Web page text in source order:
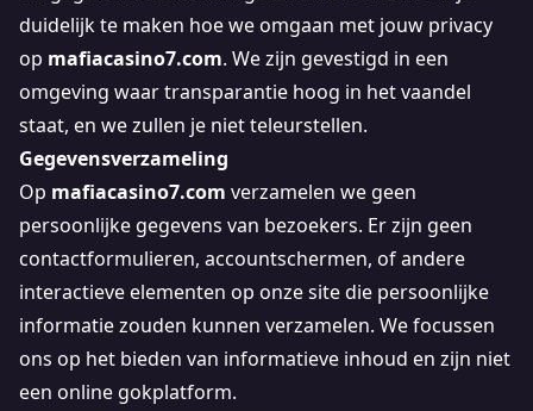
duidelijk te maken hoe we omgaan met jouw privacy
op mafiacasino7.com. We zijn gevestigd in een
omgeving waar transparantie hoog in het vaandel
staat, en we zullen je niet teleurstellen.
Gegevensverzameling
Op mafiacasino7.com verzamelen we geen
persoonlijke gegevens van bezoekers. Er zijn geen
contactformulieren, accountschermen, of andere
interactieve elementen op onze site die persoonlijke
informatie zouden kunnen verzamelen. We focussen
ons op het bieden van informatieve inhoud en zijn niet
een online gokplatform.